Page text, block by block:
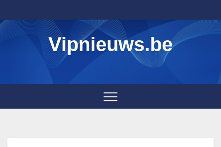
to
content
Vipnieuws.be